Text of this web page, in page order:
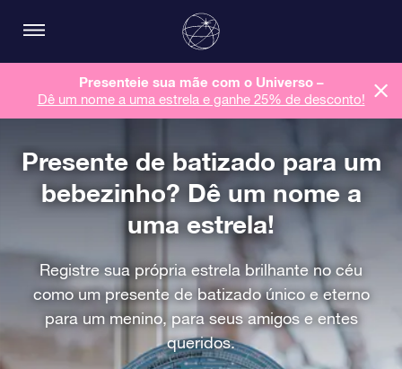
Presenteie sua mãe com o Universo –
Dê um nome a uma estrela e ganhe 25% de desconto!
Presente de batizado para um
bebezinho? Dê um nome a
uma estrela!
Registre sua própria estrela brilhante no céu
como um presente de batizado único e eterno
para um menino, para seus amigos e entes
queridos.